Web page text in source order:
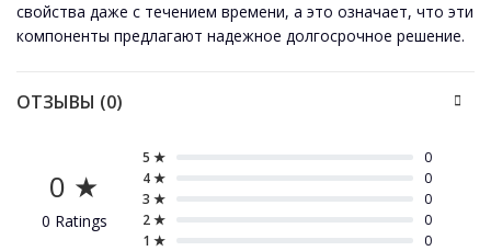
свойства даже с течением времени, а это означает, что эти
компоненты предлагают надежное долгосрочное решение.
ОТЗЫВЫ (0)
0 ★
0 Ratings
5 ★
0
4 ★
0
3 ★
0
2 ★
0
1 ★
0